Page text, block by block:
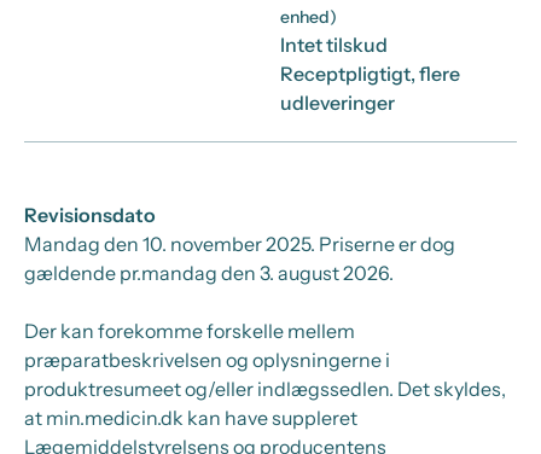
enhed)
Intet tilskud
Receptpligtigt, flere
udleveringer
Revisionsdato
Mandag den 10. november 2025. Priserne er dog
gældende pr.mandag den 3. august 2026.
Der kan forekomme forskelle mellem
præparatbeskrivelsen og oplysningerne i
produktresumeet og/eller indlægssedlen. Det skyldes,
at min.medicin.dk kan have suppleret
Lægemiddelstyrelsens og producentens